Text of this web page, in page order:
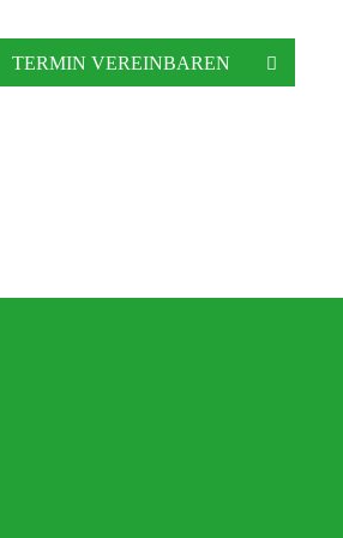
TERMIN VEREINBAREN
in Altensteig